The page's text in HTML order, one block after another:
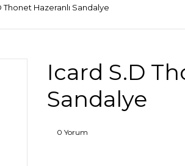
Thonet Hazeranlı Sandalye
Icard S.D
Sandalye
0 Yorum